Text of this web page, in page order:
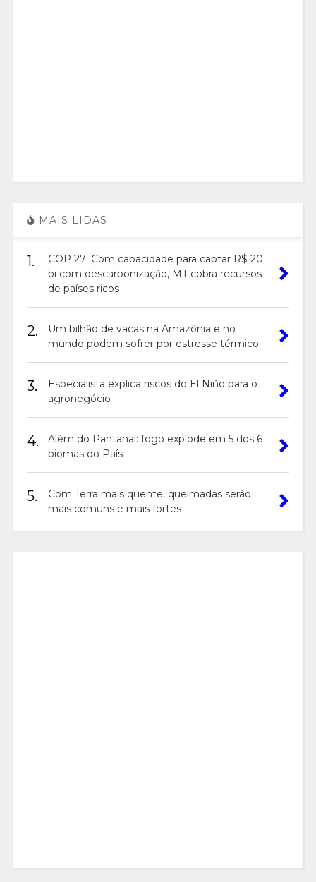
MAIS LIDAS
1.
COP 27: Com capacidade para captar R$ 20
bi com descarbonização, MT cobra recursos
de países ricos
2.
Um bilhão de vacas na Amazônia e no
mundo podem sofrer por estresse térmico
3.
Especialista explica riscos do El Niño para o
agronegócio
4.
Além do Pantanal: fogo explode em 5 dos 6
biomas do País
5.
Com Terra mais quente, queimadas serão
mais comuns e mais fortes